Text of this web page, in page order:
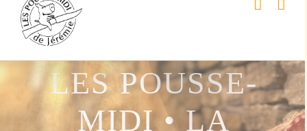
LES POUSSE-
MIDI • LA